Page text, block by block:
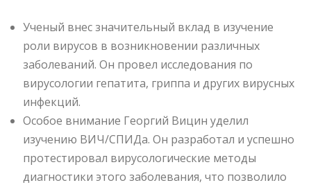
Ученый внес значительный вклад в изучение
роли вирусов в возникновении различных
заболеваний. Он провел исследования по
вирусологии гепатита, гриппа и других вирусных
инфекций.
Особое внимание Георгий Вицин уделил
изучению ВИЧ/СПИДа. Он разработал и успешно
протестировал вирусологические методы
диагностики этого заболевания, что позволило